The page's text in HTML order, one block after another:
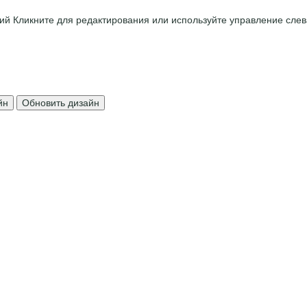
Кликните для редактирования или используйте управление
Обновить дизайн